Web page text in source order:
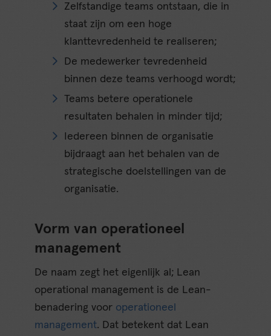
Zelfstandige teams ontstaan, die in
staat zijn om een hoge
klanttevredenheid te realiseren;
De medewerker tevredenheid
binnen deze teams verhoogd wordt;
Teams betere operationele
resultaten behalen in minder tijd;
Iedereen binnen de organisatie
bijdraagt aan het behalen van de
strategische doelstellingen van de
organisatie.
Vorm van operationeel
management
De naam zegt het eigenlijk al; Lean
operational management is de Lean-
benadering voor operationeel
management. Dat betekent dat Lean